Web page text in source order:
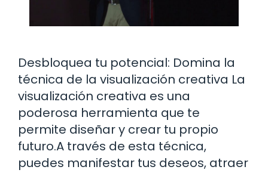
Desbloquea tu potencial: Domina la
técnica de la visualización creativa La
visualización creativa es una
poderosa herramienta que te
permite diseñar y crear tu propio
futuro.A través de esta técnica,
puedes manifestar tus deseos, atraer